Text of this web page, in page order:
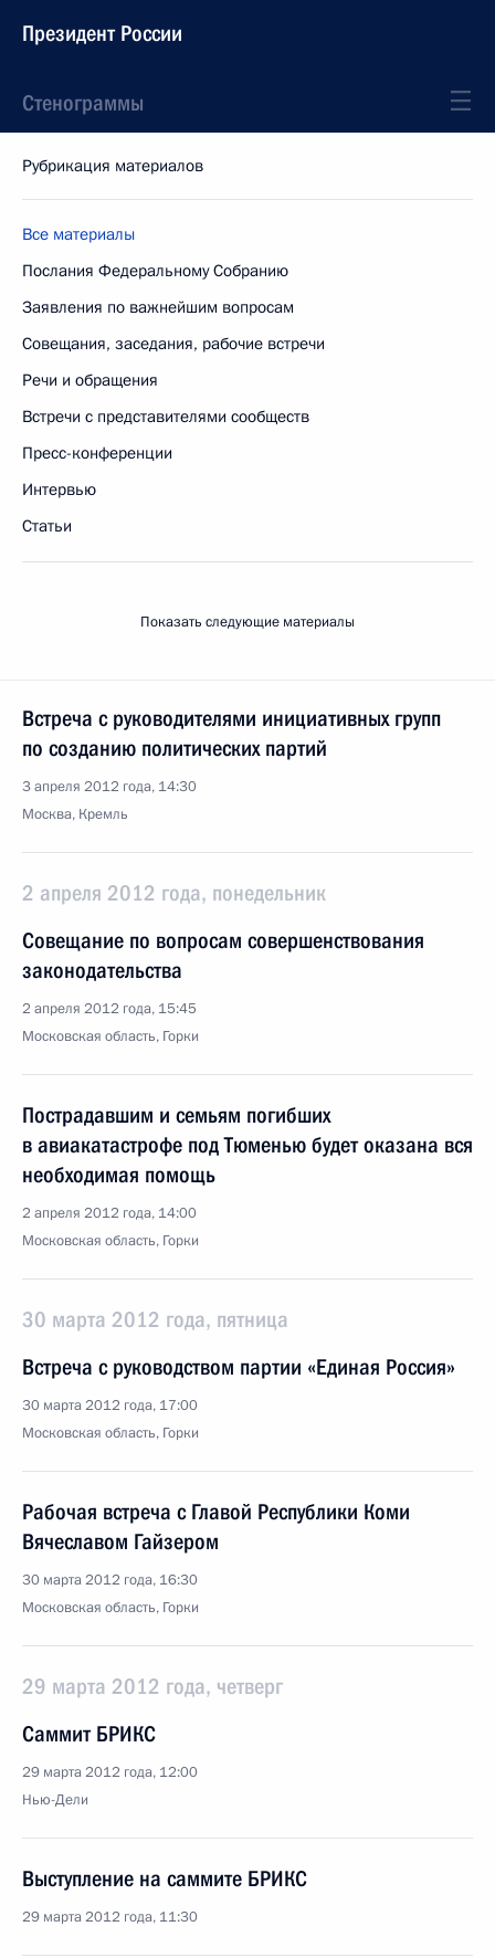
Президент России
Стенограммы
Рубрикация материалов
Все материалы
Послания Федеральному Собранию
Заявления по важнейшим вопросам
Совещания, заседания, рабочие встречи
Речи и обращения
Встречи с представителями сообществ
Пресс-конференции
Интервью
Статьи
Показать следующие материалы
Встреча с руководителями инициативных групп
по созданию политических партий
3 апреля 2012 года, 14:30
Москва, Кремль
2 апреля 2012 года, понедельник
Совещание по вопросам совершенствования
законодательства
2 апреля 2012 года, 15:45
Московская область, Горки
Пострадавшим и семьям погибших
в авиакатастрофе под Тюменью будет оказана вся
необходимая помощь
2 апреля 2012 года, 14:00
Московская область, Горки
30 марта 2012 года, пятница
Встреча с руководством партии «Единая Россия»
30 марта 2012 года, 17:00
Московская область, Горки
Рабочая встреча с Главой Республики Коми
Вячеславом Гайзером
30 марта 2012 года, 16:30
Московская область, Горки
29 марта 2012 года, четверг
Саммит БРИКС
29 марта 2012 года, 12:00
Нью-Дели
Выступление на саммите БРИКС
29 марта 2012 года, 11:30